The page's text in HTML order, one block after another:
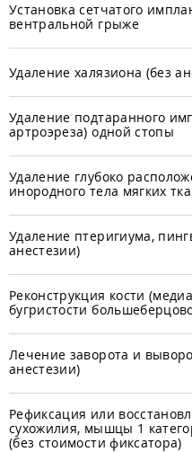
Установка сетчатого
вентральной грыже
Удаление халязиона (без
Удаление подтаранного
артроэреза) одной стопы
Удаление глубоко
инородного тела мягких
Удаление птеригиума,
анестезии)
Реконструкция кости
бугристости
Лечение заворота и
анестезии)
Рефиксация или
сухожилия, мышцы 1
(без стоимости фиксатора)